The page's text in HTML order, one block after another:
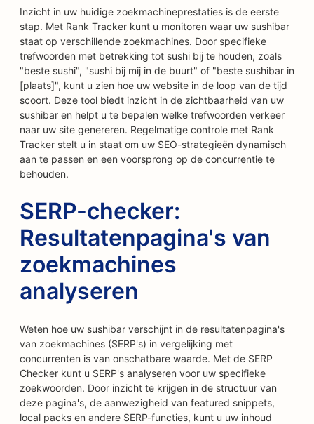
Inzicht in uw huidige zoekmachineprestaties is de eerste
stap. Met Rank Tracker kunt u monitoren waar uw sushibar
staat op verschillende zoekmachines. Door specifieke
trefwoorden met betrekking tot sushi bij te houden, zoals
"beste sushi", "sushi bij mij in de buurt" of "beste sushibar in
[plaats]", kunt u zien hoe uw website in de loop van de tijd
scoort. Deze tool biedt inzicht in de zichtbaarheid van uw
sushibar en helpt u te bepalen welke trefwoorden verkeer
naar uw site genereren. Regelmatige controle met Rank
Tracker stelt u in staat om uw SEO-strategieën dynamisch
aan te passen en een voorsprong op de concurrentie te
behouden.
SERP-checker:
Resultatenpagina's van
zoekmachines
analyseren
Weten hoe uw sushibar verschijnt in de resultatenpagina's
van zoekmachines (SERP's) in vergelijking met
concurrenten is van onschatbare waarde. Met de SERP
Checker kunt u SERP's analyseren voor uw specifieke
zoekwoorden. Door inzicht te krijgen in de structuur van
deze pagina's, de aanwezigheid van featured snippets,
local packs en andere SERP-functies, kunt u uw inhoud